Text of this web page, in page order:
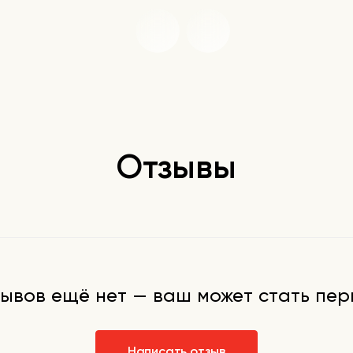
Отзывы
ещё нет — ваш может стать